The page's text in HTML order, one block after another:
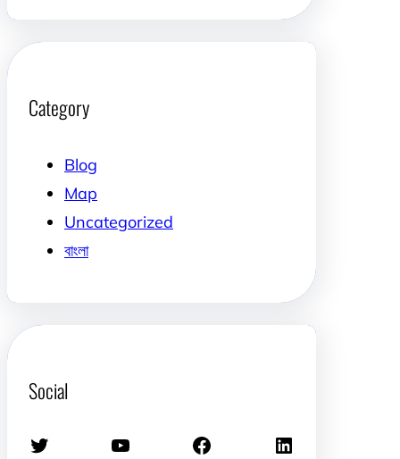
Category
Blog
Map
Uncategorized
বাংলা
Social
Twitter YouTube Facebook LinkedIn